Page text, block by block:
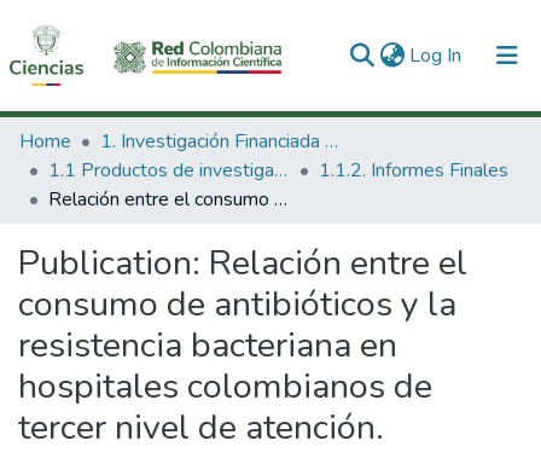
Log In (current)
Communities & Collections
All of DSpace
Home
1. Investigación Financiada con Recursos Públicos
1.1 Productos de investigación
1.1.2. Informes Finales
Relación entre el consumo de antibióticos y la resistencia bacteriana en hospitales colombianos de tercer nivel de atención.
Publication: Relación entre el
consumo de antibióticos y la
resistencia bacteriana en
hospitales colombianos de
tercer nivel de atención.